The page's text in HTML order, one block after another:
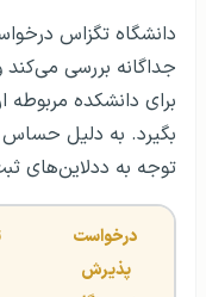
دانشگاه تگزاس
جداگانه بررسی می‌کند
برای دانشکده مربوطه
بگیرد. به دلیل
توجه به ددلاین‌های